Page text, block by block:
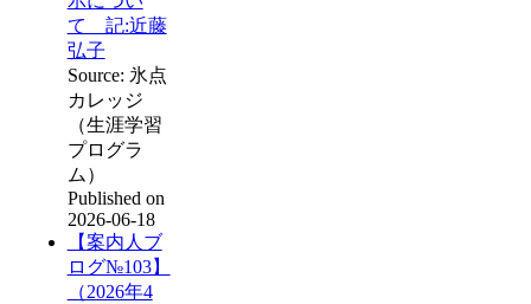
て 記:近藤
弘子
Source: 氷点
カレッジ
（生涯学習
プログラ
ム）
Published on
2026-06-18
【案内人ブ
ログ№103】
（2026年4